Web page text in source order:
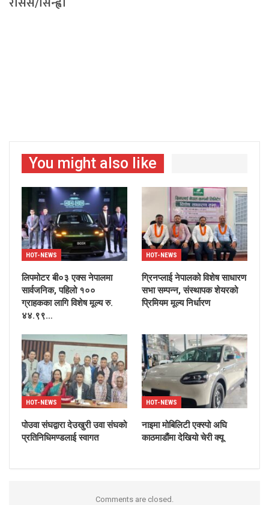
You might also like
HOT-NEWS
लिपमोटर बी०३ एक्स नेपालमा
सार्वजनिक, पहिलो १००
ग्राहकका लागि विशेष मूल्य रु.
४४.९९…
HOT-NEWS
ग्रिनप्लाई नेपालको विशेष साधारण
सभा सम्पन्न, संस्थापक शेयरको
प्रिमियम मूल्य निर्धारण
HOT-NEWS
पोउवा संघद्वारा देउखुरी उवा संघको
प्रतिनिधिमण्डलाई स्वागत
HOT-NEWS
नाइमा मोबिलिटी एक्स्पो अघि
काठमाडौंमा देखियो चेरी क्यू
Comments are closed.